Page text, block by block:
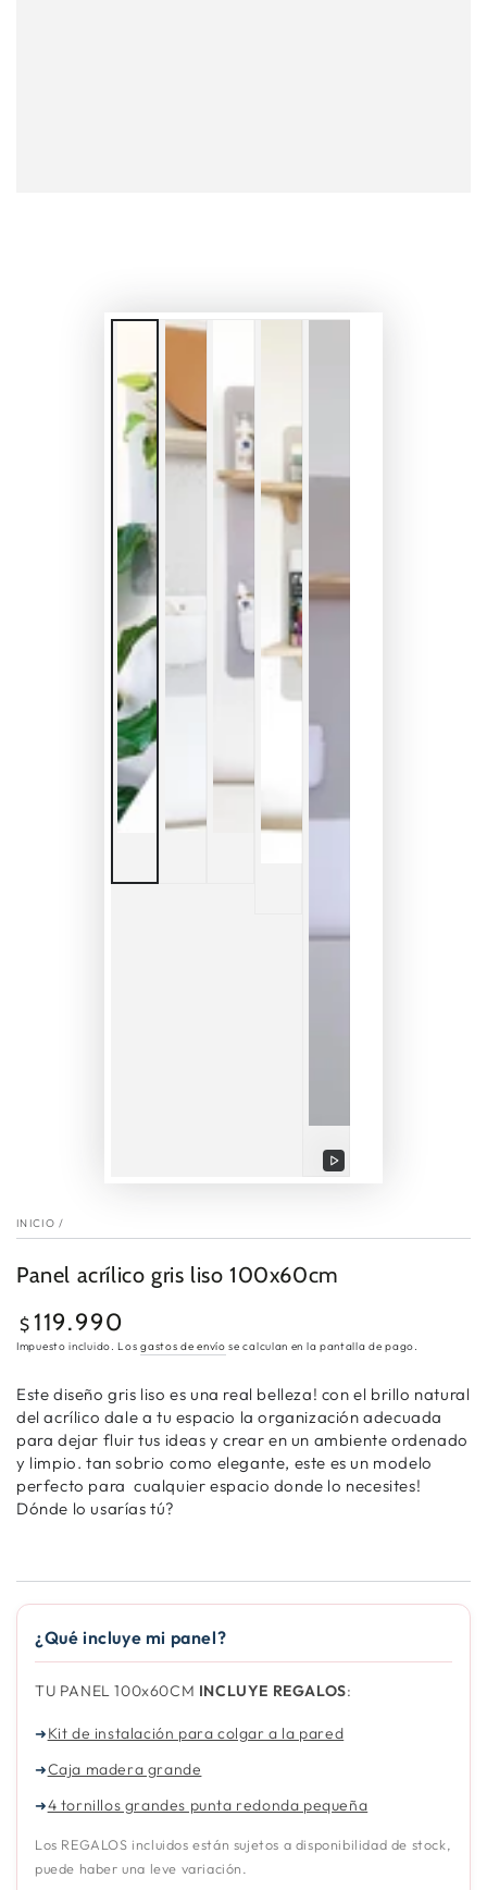
Reproducir
INICIO /
Panel acrílico gris liso 100x60cm
Precio
regular
$ 119.990
Impuesto incluido. Losgastos de envío se calculan en la pantalla de pago.
Este diseño gris liso es una real belleza! con el brillo natural
del acrílico dale a tu espacio la organización adecuada
para dejar fluir tus ideas y crear en un ambiente ordenado
y limpio. tan sobrio como elegante, este es un modelo
perfecto para cualquier espacio donde lo necesites!
Dónde lo usarías tú?
¿Qué incluye mi panel?
TU PANEL 100x60CM INCLUYE REGALOS:
➜Kit de instalación para colgar a la pared
➜Caja madera grande
➜4 tornillos grandes punta redonda pequeña
Los REGALOS incluidos están sujetos a disponibilidad de stock,
puede haber una leve variación.